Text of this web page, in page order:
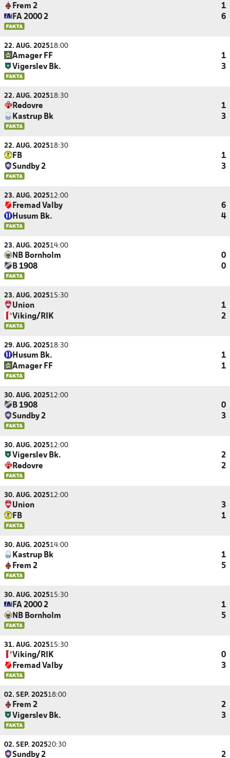
Frem 2
1
FA 2000 2
6
22. AUG. 202518:00
Amager FF
1
Vigerslev Bk.
3
22. AUG. 202518:30
Rødovre
1
Kastrup Bk
3
22. AUG. 202518:30
FB
1
Sundby 2
3
23. AUG. 202512:00
Fremad Valby
6
Husum Bk.
4
23. AUG. 202514:00
NB Bornholm
0
B 1908
0
23. AUG. 202515:30
Union
1
Viking/RIK
2
29. AUG. 202518:30
Husum Bk.
1
Amager FF
1
30. AUG. 202512:00
B 1908
0
Sundby 2
3
30. AUG. 202512:00
Vigerslev Bk.
2
Rødovre
2
30. AUG. 202512:00
Union
3
FB
1
30. AUG. 202514:00
Kastrup Bk
1
Frem 2
5
30. AUG. 202515:30
FA 2000 2
1
NB Bornholm
5
31. AUG. 202515:30
Viking/RIK
0
Fremad Valby
3
02. SEP. 202518:00
Frem 2
2
Vigerslev Bk.
3
02. SEP. 202520:30
Sundby 2 2